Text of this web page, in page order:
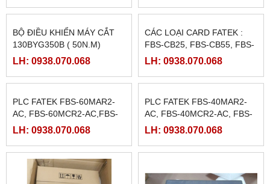
MÀN HÌNH WEINTEK
LH: 0938.070.068
MÀN HÌNH HAKKO FUJI
LH: 0938.070.068